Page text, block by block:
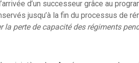
d’un successeur grâce au
jusqu’à la fin du processus de
perte de capacité des régiments